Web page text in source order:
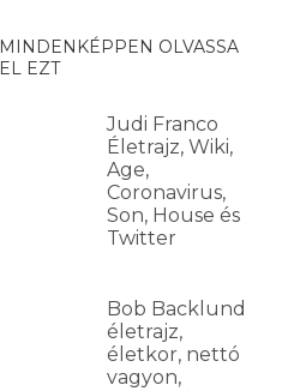
MINDENKÉPPEN OLVASSA
EL EZT
Judi Franco
Életrajz, Wiki,
Age,
Coronavirus,
Son, House és
Twitter
Bob Backlund
életrajz,
életkor, nettó
vagyon,